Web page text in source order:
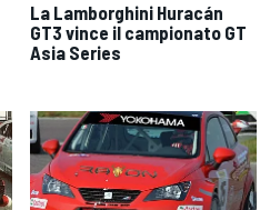
La Lamborghini Huracán
GT3 vince il campionato GT
Asia Series